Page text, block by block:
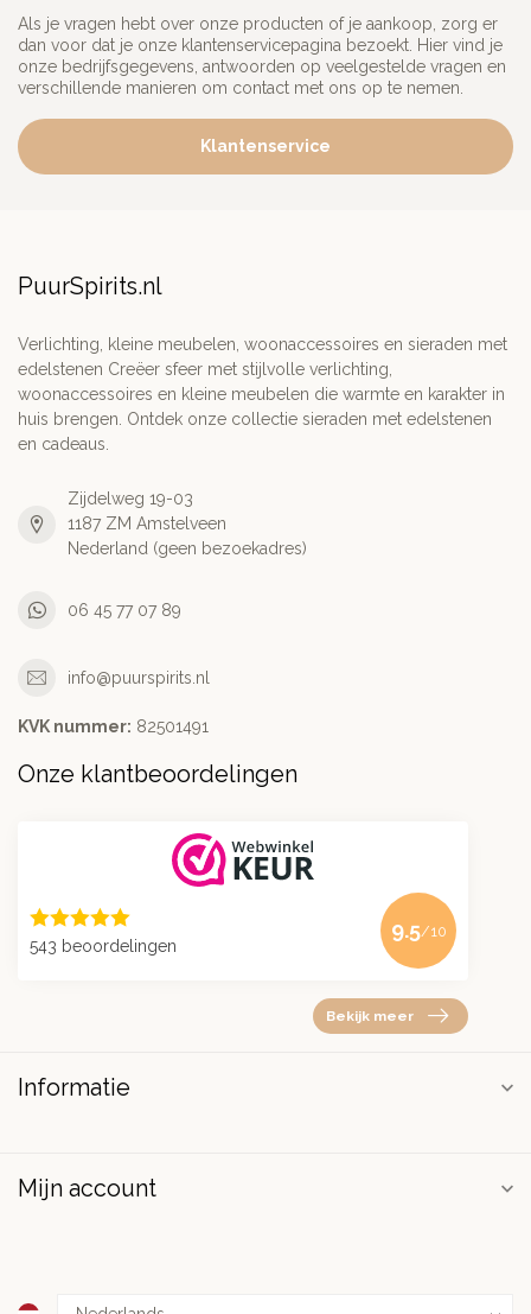
Als je vragen hebt over onze producten of je aankoop, zorg er
dan voor dat je onze klantenservicepagina bezoekt. Hier vind je
onze bedrijfsgegevens, antwoorden op veelgestelde vragen en
verschillende manieren om contact met ons op te nemen.
Klantenservice
PuurSpirits.nl
Verlichting, kleine meubelen, woonaccessoires en sieraden met
edelstenen Creëer sfeer met stijlvolle verlichting,
woonaccessoires en kleine meubelen die warmte en karakter in
huis brengen. Ontdek onze collectie sieraden met edelstenen
en cadeaus.
Zijdelweg 19-03
1187 ZM Amstelveen
Nederland (geen bezoekadres)
06 45 77 07 89
info@puurspirits.nl
KVK nummer: 82501491
Onze klantbeoordelingen
543 beoordelingen
9.5/10
Bekijk meer
Informatie
Mijn account